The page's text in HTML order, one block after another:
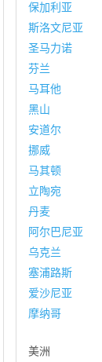
保加利亚
斯洛文尼亚
圣马力诺
芬兰
马耳他
黑山
安道尔
挪威
马其顿
立陶宛
丹麦
阿尔巴尼亚
乌克兰
塞浦路斯
爱沙尼亚
摩纳哥
美洲